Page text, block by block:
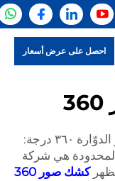
احصل على عرض أسعار
أفضل شركة تقدّم خلفيات لكابينة الصور الدوّارة ٣٦٠ درجة:
هي شركة
كشك صور 360